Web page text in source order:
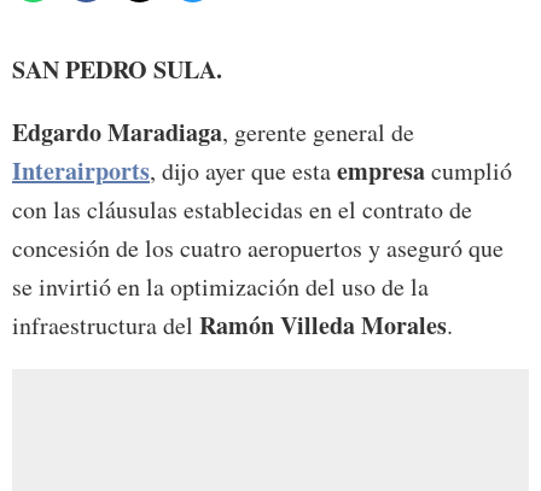
SAN PEDRO SULA.
Edgardo Maradiaga, gerente general de
Interairports, dijo ayer que estaempresacumplió
con las cláusulas establecidas en el contrato de
concesión de los cuatro aeropuertos y aseguró que
se invirtió en la optimización del uso de la
infraestructura del Ramón Villeda Morales.